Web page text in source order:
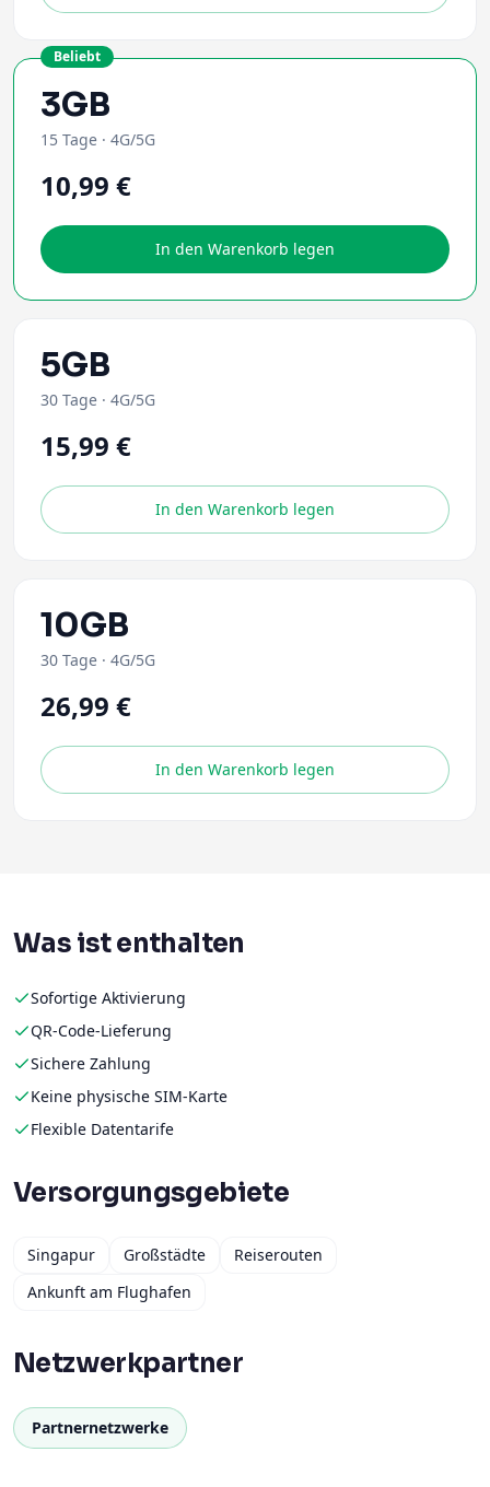
Beliebt
3GB
15 Tage · 4G/5G
10,99 €
In den Warenkorb legen
5GB
30 Tage · 4G/5G
15,99 €
In den Warenkorb legen
10GB
30 Tage · 4G/5G
26,99 €
In den Warenkorb legen
Was ist enthalten
Sofortige Aktivierung
QR-Code-Lieferung
Sichere Zahlung
Keine physische SIM-Karte
Flexible Datentarife
Versorgungsgebiete
Singapur Großstädte
Reiserouten
Ankunft am Flughafen
Netzwerkpartner
Partnernetzwerke